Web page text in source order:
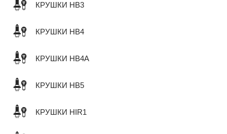
КРУШКИ HB3
КРУШКИ HB4
КРУШКИ HB4A
КРУШКИ HB5
КРУШКИ HIR1